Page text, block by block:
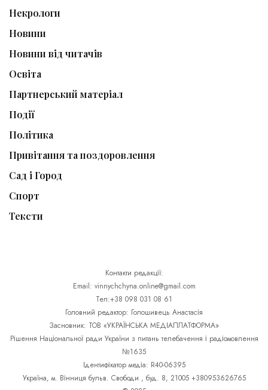
Некрологи
Новини
Новини від читачів
Освіта
Партнерський матеріал
Події
Політика
Привітання та поздоровлення
Сад і Город
Спорт
Тексти
Контакти редакції:
Email: vinnychchyna.online@gmail.com
Тел:+38 098 031 08 61
Головний редактор: Голошивець Анастасія
Засновник: ТОВ «УКРАЇНСЬКА МЕДІАПЛАТФОРМА»
Рішення Національної ради України з питань телебачення і радіомовлення
№1635
Ідентифікатор медіа: R40-06395
Україна, м. Вінниця бульв. Свободи , буд. 8, 21005 +380953626765